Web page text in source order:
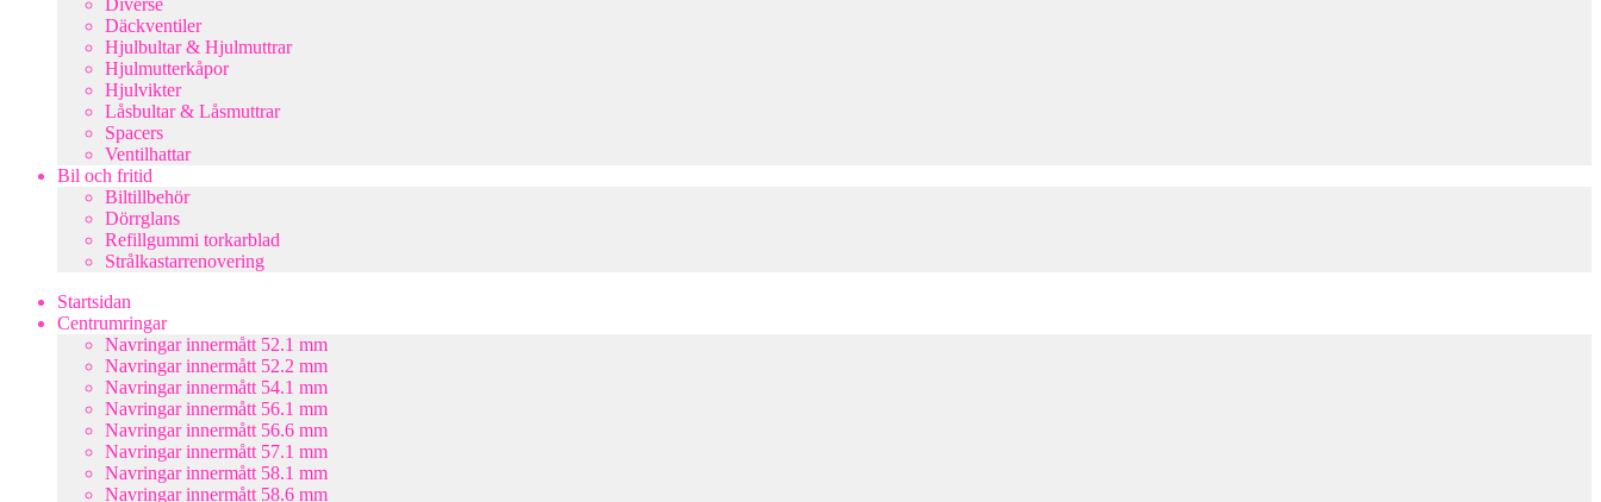
Diverse
Däckventiler
Hjulbultar & Hjulmuttrar
Hjulmutterkåpor
Hjulvikter
Låsbultar & Låsmuttrar
Spacers
Ventilhattar
Bil och fritid
Biltillbehör
Dörrglans
Refillgummi torkarblad
Strålkastarrenovering
Startsidan
Centrumringar
Navringar innermått 52.1 mm
Navringar innermått 52.2 mm
Navringar innermått 54.1 mm
Navringar innermått 56.1 mm
Navringar innermått 56.6 mm
Navringar innermått 57.1 mm
Navringar innermått 58.1 mm
Navringar innermått 58.6 mm